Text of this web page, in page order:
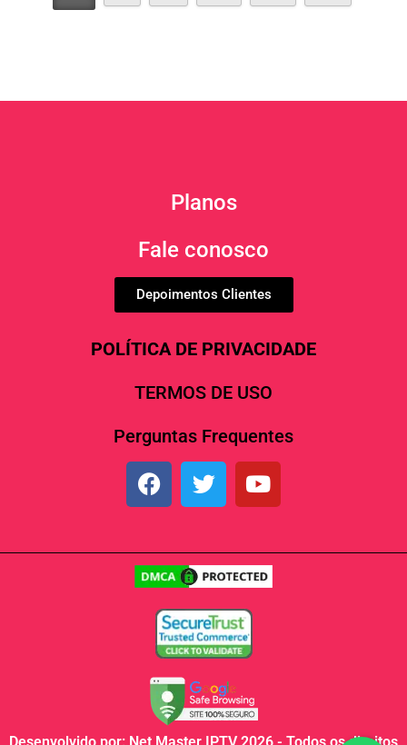
Planos
Fale conosco
Depoimentos Clientes
POLÍTICA DE PRIVACIDADE
TERMOS DE USO
Perguntas Frequentes